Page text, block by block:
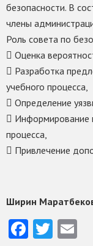
безопасности. В
члены
Роль совета по
 Оценка
 Разработка
учебного процесса,
 Определение
 Информирование
процесса,
 Привлечение
Ширин